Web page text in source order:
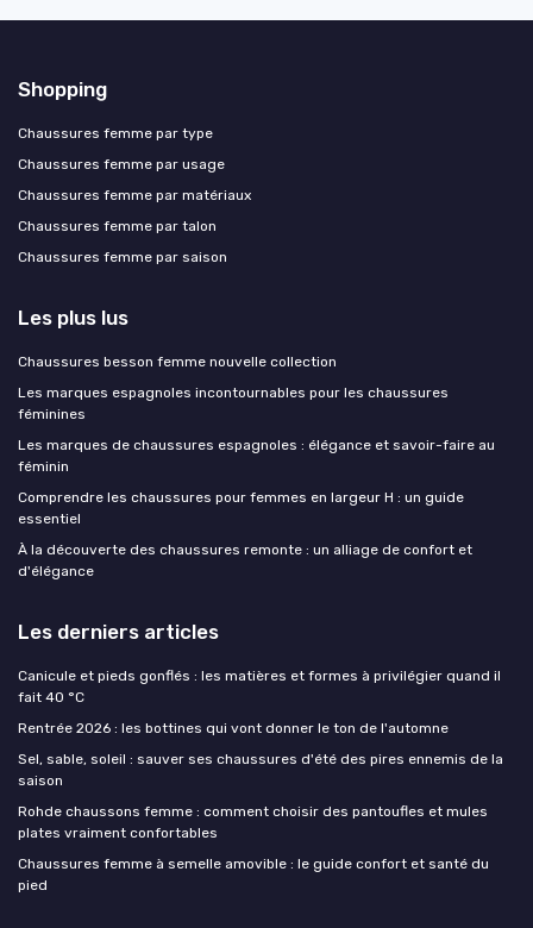
Shopping
Chaussures femme par type
Chaussures femme par usage
Chaussures femme par matériaux
Chaussures femme par talon
Chaussures femme par saison
Les plus lus
Chaussures besson femme nouvelle collection
Les marques espagnoles incontournables pour les chaussures
féminines
Les marques de chaussures espagnoles : élégance et savoir-faire au
féminin
Comprendre les chaussures pour femmes en largeur H : un guide
essentiel
À la découverte des chaussures remonte : un alliage de confort et
d'élégance
Les derniers articles
Canicule et pieds gonflés : les matières et formes à privilégier quand il
fait 40 °C
Rentrée 2026 : les bottines qui vont donner le ton de l'automne
Sel, sable, soleil : sauver ses chaussures d'été des pires ennemis de la
saison
Rohde chaussons femme : comment choisir des pantoufles et mules
plates vraiment confortables
Chaussures femme à semelle amovible : le guide confort et santé du
pied